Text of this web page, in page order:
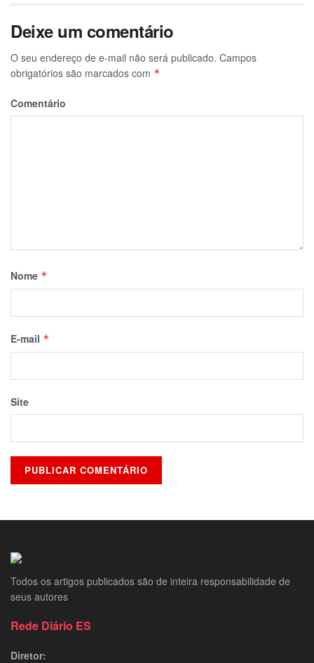
Deixe um comentário
O seu endereço de e-mail não será publicado. Campos
obrigatórios são marcados com *
Comentário
Nome *
E-mail *
Site
Todos os artigos publicados são de inteira responsabilidade de
seus autores
Rede Diário ES
Diretor: